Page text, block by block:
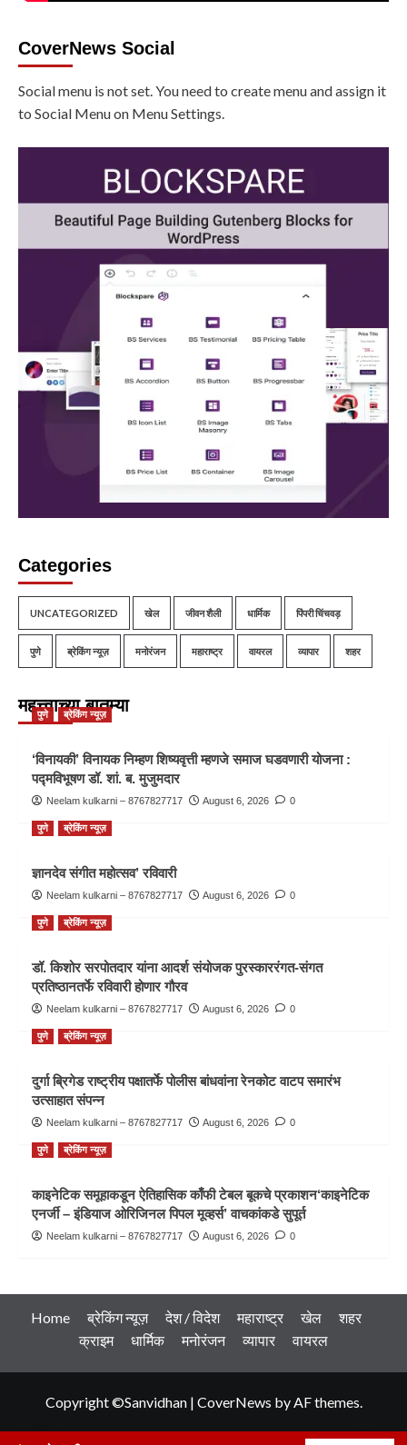
CoverNews Social
Social menu is not set. You need to create menu and assign it
to Social Menu on Menu Settings.
Categories
UNCATEGORIZED खेल जीवन शैली धार्मिक पिंपरी चिंचवड़
पुणे ब्रेकिंग न्यूज़ मनोरंजन महाराष्ट्र वायरल व्यापार शहर
महत्त्वाच्या बातम्या
पुणे ब्रेकिंग न्यूज़
‘विनायकी’ विनायक निम्हण शिष्यवृत्ती म्हणजे समाज घडवणारी योजना :
पद्मविभूषण डॉ. शां. ब. मुजुमदार
Neelam kulkarni – 8767827717 August 6, 2026 0
पुणे ब्रेकिंग न्यूज़
ज्ञानदेव संगीत महोत्सव’ रविवारी
Neelam kulkarni – 8767827717 August 6, 2026 0
पुणे ब्रेकिंग न्यूज़
डॉ. किशोर सरपोतदार यांना आदर्श संयोजक पुरस्काररंगत-संगत
प्रतिष्ठानतर्फे रविवारी होणार गौरव
Neelam kulkarni – 8767827717 August 6, 2026 0
पुणे ब्रेकिंग न्यूज़
दुर्गा ब्रिगेड राष्ट्रीय पक्षातर्फे पोलीस बांधवांना रेनकोट वाटप समारंभ
उत्साहात संपन्न
Neelam kulkarni – 8767827717 August 6, 2026 0
पुणे ब्रेकिंग न्यूज़
काइनेटिक समूहाकडून ऐतिहासिक काँफी टेबल बूकचे प्रकाशन‘काइनेटिक
एनर्जी – इंडियाज ओरिजिनल पिपल मूव्हर्स’ वाचकांकडे सुपूर्त
Neelam kulkarni – 8767827717 August 6, 2026 0
Home ब्रेकिंग न्यूज़ देश / विदेश महाराष्ट्र खेल
शहर
क्राइम
धार्मिक मनोरंजन व्यापार वायरल
Copyright ©Sanvidhan | CoverNews by AF themes.